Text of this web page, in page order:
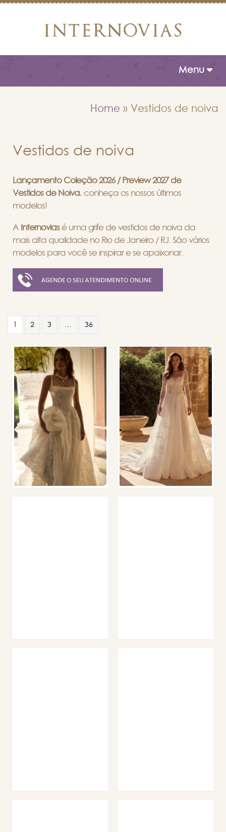
Toggle
Menu
Home » Vestidos de noiva
Vestidos de noiva
Lançamento Coleção 2026 / Preview 2027 de
Vestidos de Noiva, conheça os nossos últimos
modelos!
A Internoviasé uma grife de vestidos de noiva da
mais alta qualidade no Rio de Janeiro / RJ. São vários
modelos para você se inspirar e se apaixonar.
2 3 … 36